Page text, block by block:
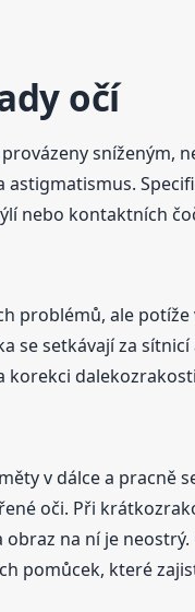
očí
sníženým,
nebo kontaktních
problémů, ale
se setkávají za
korekci
v dálce a pracně
oči. Při
obraz na ní je
pomůcek, které